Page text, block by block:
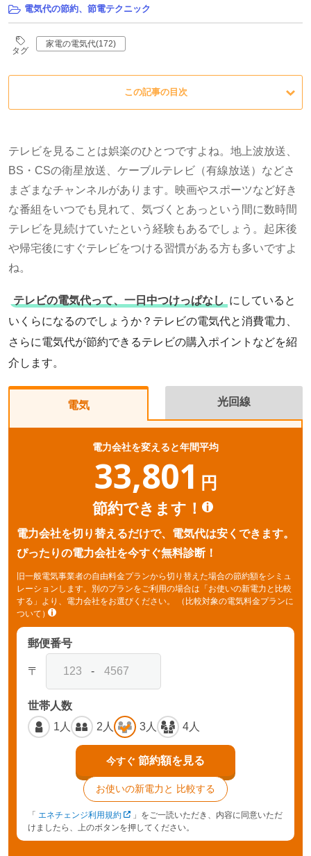
電気代の節約、節電テクニック
タグ
家電の電気代(172)
この記事の目次
テレビを見ることは娯楽のひとつですよね。地上波放送、
BS・CSの衛星放送、ケーブルテレビ（有線放送）などさ
まざまなチャンネルがあります。映画やスポーツなど好き
な番組をいつでも見れて、気づくとあっという間に数時間
テレビを見続けていたという経験もあるでしょう。起床後
や帰宅後にすぐテレビをつける習慣がある方も多いですよ
ね。
テレビの電気代って、一日中つけっぱなし にしていると
いくらになるのでしょうか？テレビの電気代と消費電力、
さらに電気代が節約できるテレビの購入ポイントなどを紹
介します。
電気
電力会社を変えると年間平均
33,801 円
節約できます！
電力会社を切り替えるだけで、電気代は安くできます。
ぴったりの電力会社を今すぐ無料診断！
旧一般電気事業者の自由料金プランから切り替えた場合の節約額をシミュ
レーションします。別のプランをご利用の場合は「お使いの新電力と比較
する」より、電力会社をお選びください。
（比較対象の電気料金プランに
ついて）
郵便番号
〒 -
世帯人数
1人
2人 3人 4人
今すぐ 節約額を見る
お使いの新電力と 比較する
「 エネチェンジ利用規約
」をご一読いただき、内容に同意いただ
けましたら、上のボタンを押してください。
光回線